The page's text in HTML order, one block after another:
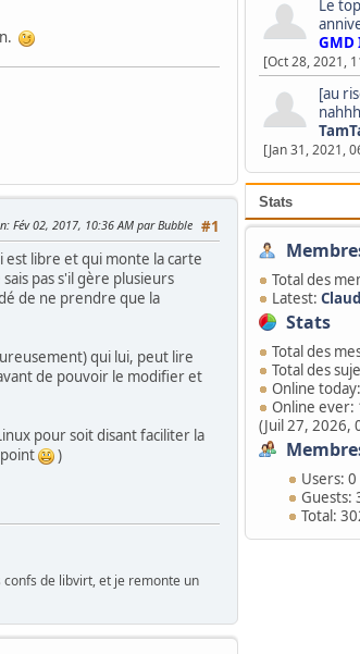
Le
GMD
[Oct 28, 2021,
[au
[Jan 31, 2021,
Stats
Total des
Latest:
Stats
Total des
Total des
Online
Online ever:
(Juil 27, 2026,
Users: 0
Guests:
Total:
#1
: Fév 02, 2017, 10:36 AM par Bubble
libre et qui monte la carte
pas s'il gère plusieurs
de ne prendre que la
qui lui, peut lire
de pouvoir le modifier et
pour soit disant faciliter la
)
de libvirt, et je remonte un